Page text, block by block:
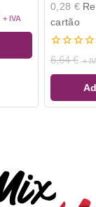
0,28 €
cartão
0
de
5
6,64€